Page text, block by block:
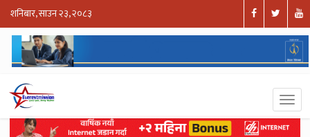
शनिबार, साउन २३, २०८३